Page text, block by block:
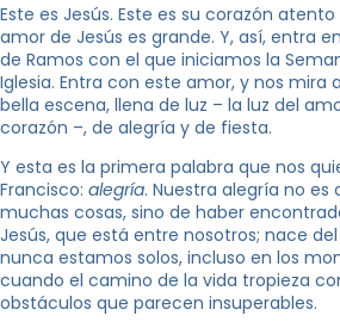
Este es Jesús. Este es su corazón
amor de Jesús es grande. Y, así, entra
de Ramos con el que iniciamos la
Iglesia. Entra con este amor, y nos mira
bella escena, llena de luz – la luz del
corazón –, de alegría y de fiesta.
Y esta es la primera palabra que nos
Francisco: alegría. Nuestra alegría no
muchas cosas, sino de haber
Jesús, que está entre nosotros; nace
nunca estamos solos, incluso en los
cuando el camino de la vida tropieza
obstáculos que parecen insuperables.